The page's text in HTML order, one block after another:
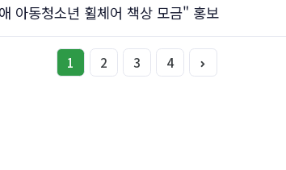
아동청소년 휠체어 책상 모금" 홍보
1 2 3 4